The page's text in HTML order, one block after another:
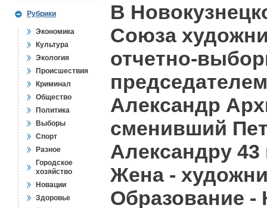
Рубрики
Экономика
Культура
Экология
Происшествия
Криминал
Общество
Политика
Выборы
Спорт
Разное
Городское
хозяйство
Новации
Здоровье
В
Союза
отчетно-
Александр
сменивший
Александру 43
Жена -
Образование -